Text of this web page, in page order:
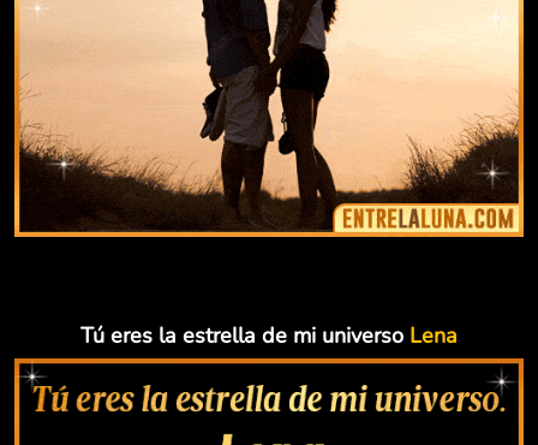
Tú eres la estrella de mi universo Lena